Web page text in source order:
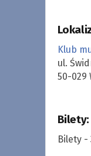
Klub
ul.
50-029
Bilety:
Bilety -